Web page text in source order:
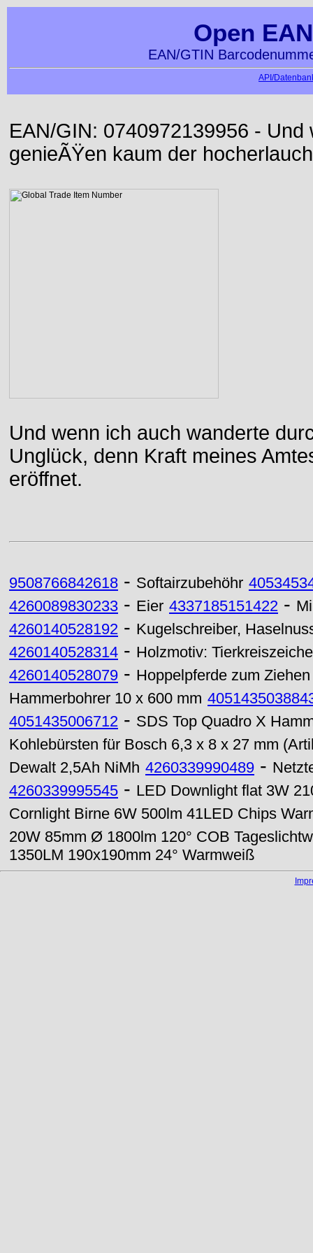
Open
EAN/GTIN
API/
EAN/GIN: 0740972139956 -
genieÃŸen kaum der
Und wenn ich auch wanderte
Unglück, denn Kraft meines
eröffnet.
9508766842618 - Softairzubehöhr
4260089830233 - Eier 4337185151422 -
4260140528192 - Kugelschreiber,
4260140528314 - Holzmotiv:
4260140528079 - Hoppelpferde zum Ziehen
Hammerbohrer 10 x 600 mm
4051435006712 - SDS Top Quadro X
Kohlebürsten für Bosch 6,3 x 8 x 27 mm
Dewalt 2,5Ah NiMh 4260339990489 -
4260339995545 - LED Downlight flat 3W
Cornlight Birne 6W 500lm 41LED Chips
20W 85mm Ø 1800lm 120° COB
1350LM 190x190mm 24° Warmweiß